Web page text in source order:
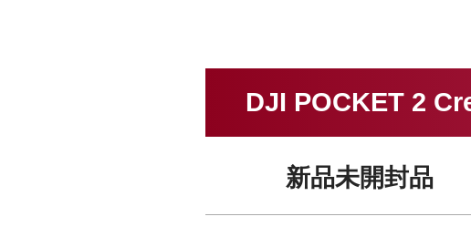
DJI POCKET 2
新品未開封品